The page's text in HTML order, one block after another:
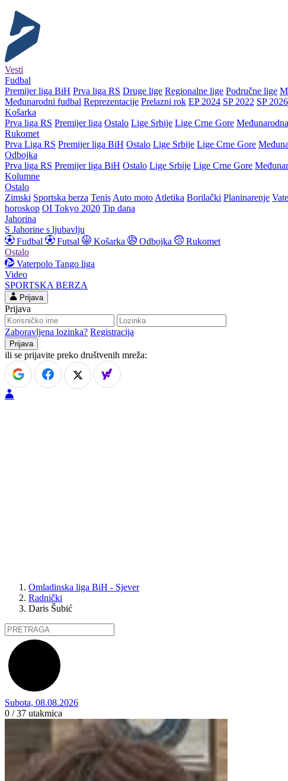
Vesti
Fudbal
Premijer liga BiH Prva liga RS Druge lige Regionalne lige Područne lige
Međunarodni fudbal Reprezentacije Prelazni rok EP 2024 SP 2022 SP 2026
Košarka
Prva liga RS Premijer liga Ostalo Lige Srbije Lige Crne Gore
Rukomet
Prva Liga RS Premijer liga BiH Ostalo Lige Srbije Lige Crne Gore
Odbojka
Prva liga RS Premijer liga BiH Ostalo Lige Srbije Lige Crne Gore
Kolumne
Ostalo
Zimski Sportska berza Tenis Auto moto Atletika Borilački Planinarenje
horoskop OI Tokyo 2020 Tip dana
Jahorina
S Jahorine s ljubavlju
Fudbal
Futsal Košarka Odbojka
Rukomet
Ostalo
Vaterpolo Tango liga
Video
SPORTSKA BERZA
Prijava
Prijava
Zaboravljena lozinka? Registracija
ili se prijavite preko društvenih mreža:
Omladinska liga BiH - Sjever
Radnički
Daris Šubić
Subota, 08.08.2026
0 / 37 utakmica